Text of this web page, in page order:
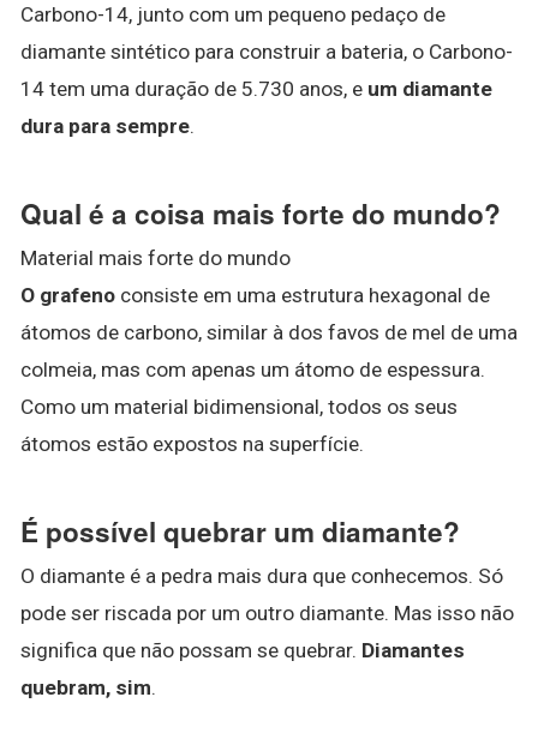
Carbono-14, junto com um pequeno pedaço de
diamante sintético para construir a bateria, o Carbono-
14 tem uma duração de 5.730 anos, e um diamante
dura para sempre.
Qual é a coisa mais forte do mundo?
Material mais forte do mundo
O grafeno consiste em uma estrutura hexagonal de
átomos de carbono, similar à dos favos de mel de uma
colmeia, mas com apenas um átomo de espessura.
Como um material bidimensional, todos os seus
átomos estão expostos na superfície.
É possível quebrar um diamante?
O diamante é a pedra mais dura que conhecemos. Só
pode ser riscada por um outro diamante. Mas isso não
significa que não possam se quebrar. Diamantes
quebram, sim.